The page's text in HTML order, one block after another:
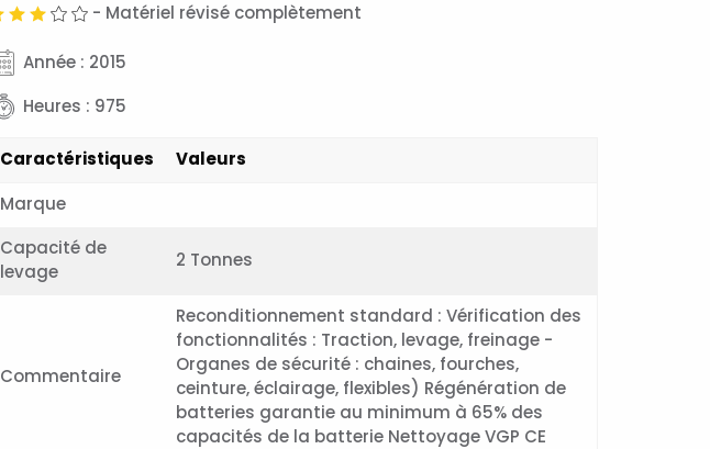
- Matériel révisé complètement
Année : 2015
Heures : 975
Caractéristiques
Valeurs
Marque
Capacité de
levage
2 Tonnes
Commentaire
Reconditionnement standard : Vérification des
fonctionnalités : Traction, levage, freinage -
Organes de sécurité : chaines, fourches,
ceinture, éclairage, flexibles) Régénération de
batteries garantie au minimum à 65% des
capacités de la batterie Nettoyage VGP CE